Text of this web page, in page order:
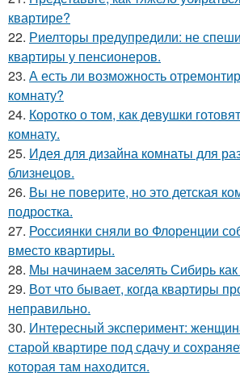
квартире?
22. Риелторы предупредили: не
квартиры у пенсионеров.
23. А есть ли возможность
комнату?
24. Коротко о том, как девушки
комнату.
25. Идея для дизайна комнаты для
близнецов.
26. Вы не поверите, но это детская
подростка.
27. Россиянки сняли во Флоренции
вместо квартиры.
28. Мы начинаем заселять Сибирь
29. Вот что бывает, когда квартиры
неправильно.
30. Интересный эксперимент:
старой квартире под сдачу и
которая там находится.